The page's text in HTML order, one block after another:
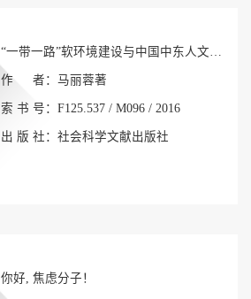
“一带一路”软环境建设与中国中东人文外交
作 者：马丽蓉著
索 书 号：F125.537 / M096 / 2016
出 版 社：社会科学文献出版社
你好, 焦虑分子！